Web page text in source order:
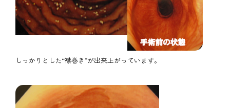
しっかりとした“襟巻き”が出来上がっています。